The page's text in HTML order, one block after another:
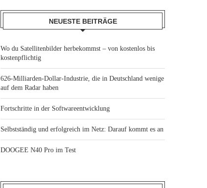
NEUESTE BEITRÄGE
Wo du Satellitenbilder herbekommst – von kostenlos bis
kostenpflichtig
626-Milliarden-Dollar-Industrie, die in Deutschland wenige
auf dem Radar haben
Fortschritte in der Softwareentwicklung
Selbstständig und erfolgreich im Netz: Darauf kommt es an
DOOGEE N40 Pro im Test